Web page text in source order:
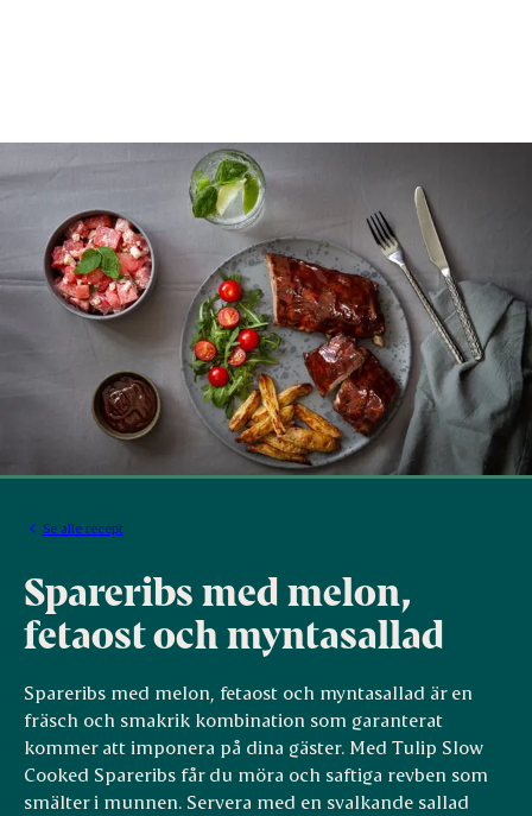
Se alle recept
Spareribs med melon,
fetaost och myntasallad
Spareribs med melon, fetaost och myntasallad är en
fräsch och smakrik kombination som garanterat
kommer att imponera på dina gäster. Med Tulip Slow
Cooked Spareribs får du möra och saftiga revben som
smälter i munnen. Servera med en svalkande sallad